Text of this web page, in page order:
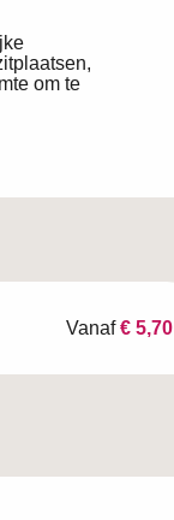
om te
Vanaf€ 5,70